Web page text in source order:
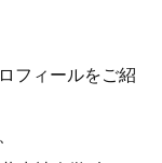
フィールをご紹